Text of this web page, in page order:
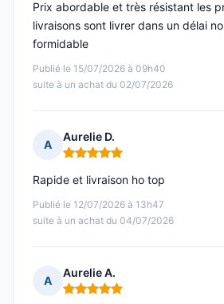
Publié le 15/07/2026 à 09h40
suite à un achat du 02/07/2026
Prix abordable et très résistant les
livraisons sont livrer dans un délai
formidable
A
Aurelie D.
Note : 5 sur 5
Publié le 12/07/2026 à 13h47
suite à un achat du 04/07/2026
Rapide et livraison ho top
A
Aurelie A.
Note : 5 sur 5